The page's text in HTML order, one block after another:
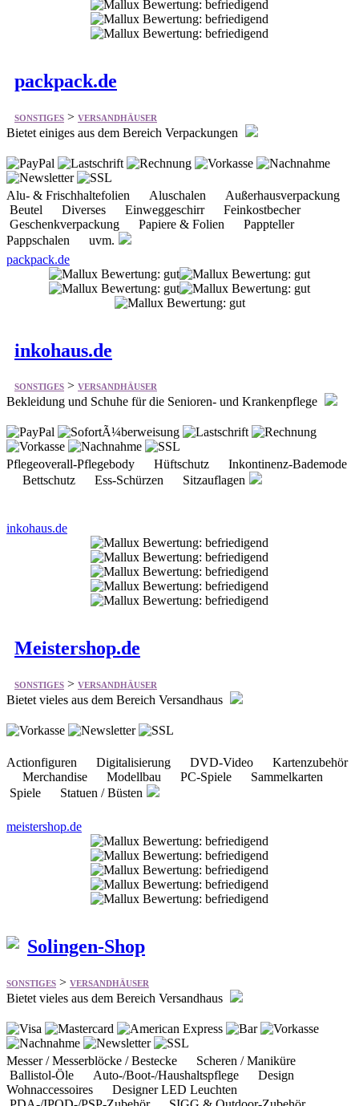
packpack.de
SONSTIGES>VERSANDHÄUSER
Bietet einiges aus dem Bereich Verpackungen
Alu- & Frischhaltefolien Aluschalen Außerhausverpackung
Beutel Diverses Einweggeschirr Feinkostbecher
Geschenkverpackung Papiere & Folien Pappteller
Pappschalen uvm.
packpack.de
SONSTIGES>VERSANDHÄUSER
Bekleidung und Schuhe für die Senioren- und Krankenpflege
Pflegeoverall-Pflegebody Hüftschutz Inkontinenz-Bademode
Bettschutz Ess-Schürzen Sitzauflagen
Meistershop.de
SONSTIGES>VERSANDHÄUSER
Bietet vieles aus dem Bereich Versandhaus
Actionfiguren Digitalisierung DVD-Video Kartenzubehör
Merchandise Modellbau PC-Spiele Sammelkarten
meistershop.de
Solingen-Shop
SONSTIGES>VERSANDHÄUSER
Bietet vieles aus dem Bereich Versandhaus
Messer / Messerblöcke / Bestecke Scheren / Maniküre
Ballistol-Öle Auto-/Boot-/Haushaltspflege Design
Wohnaccessoires Designer LED Leuchten
PDA-/IPOD-/PSP-Zubehör SIGG & Outdoor-Zubehör
Bogen
solingen-shop.de